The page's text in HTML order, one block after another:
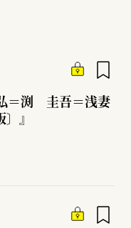
＝渕 圭吾＝浅妻
』